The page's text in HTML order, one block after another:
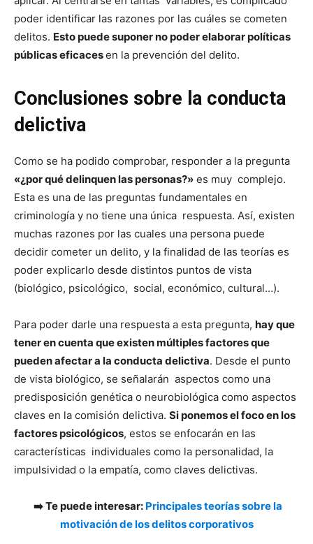
poder identificar las razones por las cuáles se cometen
delitos. Esto puede suponer no poder elaborar políticas
públicas eficacesen la prevención del delito.
Conclusiones sobre la conducta
delictiva
Como se ha podido comprobar, responder a la pregunta
«¿por qué delinquen las personas?» es muy complejo.
Esta es una de las preguntas fundamentales en
criminología y no tiene una única respuesta. Así, existen
muchas razones por las cuales una persona puede
decidir cometer un delito, y la finalidad de las teorías es
poder explicarlo desde distintos puntos de vista
(biológico, psicológico, social, económico, cultural…).
Para poder darle una respuesta a esta pregunta, hay que
tener en cuenta que existen múltiples factores que
pueden afectar a la conducta delictiva. Desde el punto
de vista biológico, se señalarán aspectos como una
predisposición genética o neurobiológica como aspectos
claves en la comisión delictiva. Si ponemos el foco en los
factores psicológicos, estos se enfocarán en las
características individuales como la personalidad, la
impulsividad o la empatía, como claves delictivas.
➡️ Te puede interesar: Principales teorías sobre la
motivación de los delitos corporativos